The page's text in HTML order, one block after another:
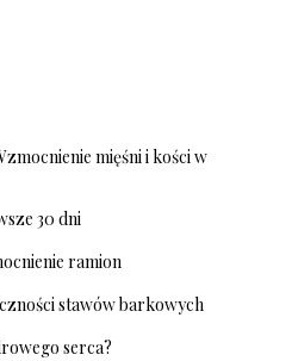
mięśni i kości w
30 dni
ramion
stawów barkowych
serca?